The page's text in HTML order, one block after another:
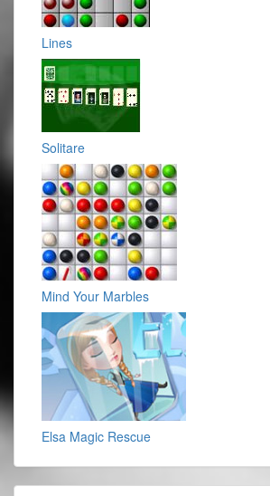
Lines
Solitare
Mind Your Marbles
Elsa Magic Rescue